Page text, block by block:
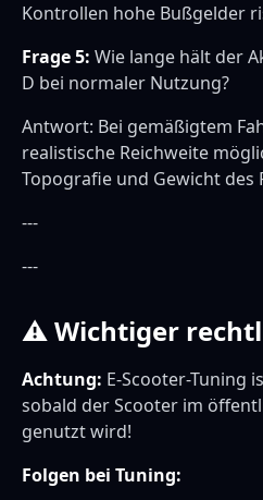
Kontrollen hohe Bußgelder
Frage 5: Wie lange hält der
D bei normaler Nutzung?
Antwort: Bei gemäßigtem
realistische Reichweite
Topografie und Gewicht des
---
---
⚠ Wichtiger
Achtung: E-Scooter-Tuning
sobald der Scooter im
genutzt wird!
Folgen bei Tuning: